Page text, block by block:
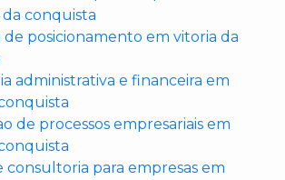
conquista
de posicionamento em vitoria da
administrativa e financeira em
de processos empresariais em
consultoria para empresas em